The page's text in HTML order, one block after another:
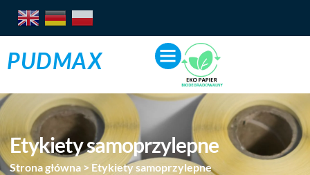
PUDMAX
Etykiety samoprzylepne
Strona główna > Etykiety samoprzylepne